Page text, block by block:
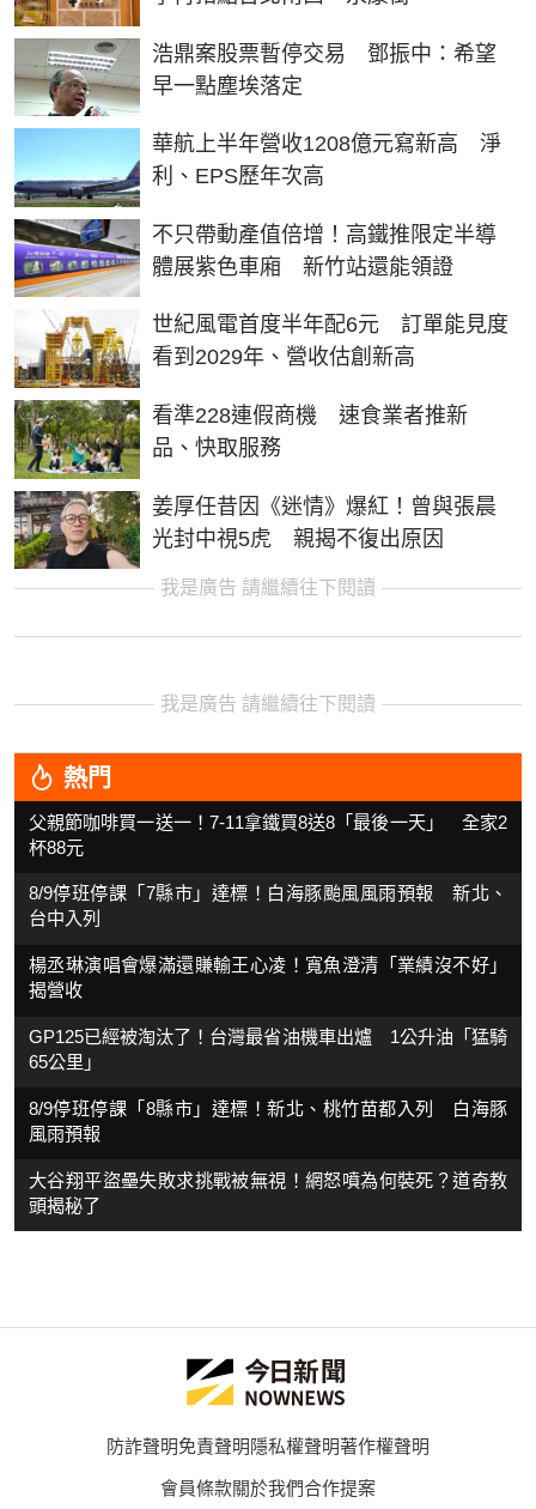
浩鼎案股票暫停交易 鄧振中：希望
早一點塵埃落定
華航上半年營收1208億元寫新高 淨
利、EPS歷年次高
不只帶動產值倍增！高鐵推限定半導
體展紫色車廂 新竹站還能領證
世紀風電首度半年配6元 訂單能見度
看到2029年、營收估創新高
看準228連假商機 速食業者推新
品、快取服務
姜厚任昔因《迷情》爆紅！曾與張晨
光封中視5虎 親揭不復出原因
我是廣告 請繼續往下閱讀
我是廣告 請繼續往下閱讀
熱門
父親節咖啡買一送一！7-11拿鐵買8送8「最後一天」 全家2
杯88元
8/9停班停課「7縣市」達標！白海豚颱風風雨預報 新北、
台中入列
楊丞琳演唱會爆滿還賺輸王心凌！寬魚澄清「業績沒不好」
揭營收
GP125已經被淘汰了！台灣最省油機車出爐 1公升油「猛騎
65公里」
8/9停班停課「8縣市」達標！新北、桃竹苗都入列 白海豚
風雨預報
大谷翔平盜壘失敗求挑戰被無視！網怒噴為何裝死？道奇教
頭揭秘了
防詐聲明免責聲明隱私權聲明著作權聲明
會員條款關於我們合作提案